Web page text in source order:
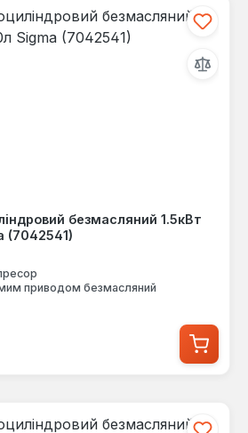
безмасляний 1.5кВт
(7042541)
приводом безмасляний